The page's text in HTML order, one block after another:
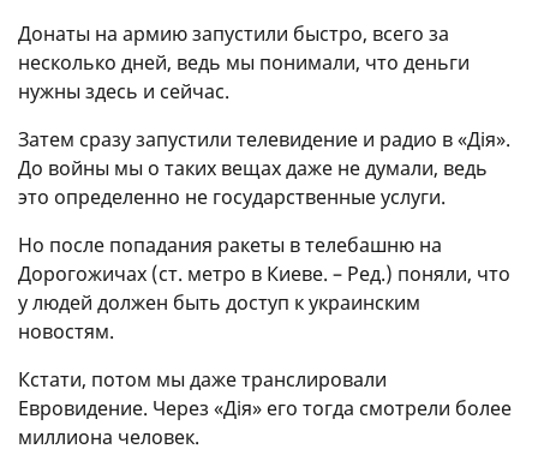
Донаты на армию запустили быстро, всего за
несколько дней, ведь мы понимали, что деньги
нужны здесь и сейчас.
Затем сразу запустили телевидение и радио в «Дія».
До войны мы о таких вещах даже не думали, ведь
это определенно не государственные услуги.
Но после попадания ракеты в телебашню на
Дорогожичах (ст. метро в Киеве. – Ред.) поняли, что
у людей должен быть доступ к украинским
новостям.
Кстати, потом мы даже транслировали
Евровидение. Через «Дія» его тогда смотрели более
миллиона человек.